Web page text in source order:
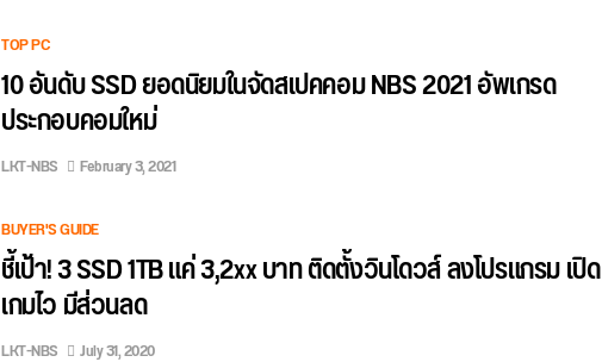
TOP PC
10 อันดับ SSD ยอดนิยมในจัดสเปคคอม NBS 2021 อัพเกรด
ประกอบคอมใหม่
LKT-NBS February 3, 2021
BUYER'S GUIDE
ชี้เป้า! 3 SSD 1TB แค่ 3,2xx บาท ติดตั้งวินโดวส์ ลงโปรแกรม เปิด
เกมไว มีส่วนลด
LKT-NBS July 31, 2020